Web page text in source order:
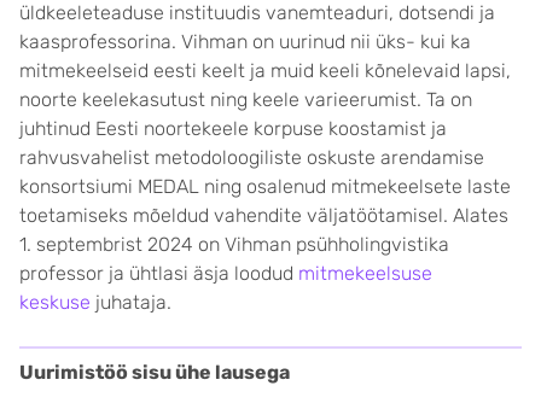
üldkeeleteaduse instituudis vanemteaduri, dotsendi ja
kaasprofessorina. Vihman on uurinud nii üks- kui ka
mitmekeelseid eesti keelt ja muid keeli kõnelevaid lapsi,
noorte keelekasutust ning keele varieerumist. Ta on
juhtinud Eesti noortekeele korpuse koostamist ja
rahvusvahelist metodoloogiliste oskuste arendamise
konsortsiumi MEDAL ning osalenud mitmekeelsete laste
toetamiseks mõeldud vahendite väljatöötamisel. Alates
1. septembrist 2024 on Vihman psühholingvistika
professor ja ühtlasi äsja loodud mitmekeelsuse
keskuse juhataja.
Uurimistöö sisu ühe lausega